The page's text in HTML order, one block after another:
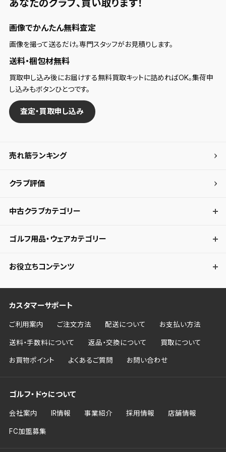
あなたのクラブ、 買い取ります！
画像でかんたん無料査定
画像を撮って送るだけ。専門スタッフがお見積りします。
送料・梱包材無料
買取申し込み後にお届けする無料買取キットに詰めればOK。集荷申
し込みもボタンひとつです。
査定・買取申し込み
売れ筋ランキング
クラブ評価
中古クラブカテゴリー
ゴルフ用品・ウェアカテゴリー
お役立ちコンテンツ
カスタマーサポート
ご利用案内 ご注文方法 配送について お支払い方法
送料・手数料について 返品・交換について 買取について
お買物ポイント よくあるご質問 お問い合わせ
ゴルフ・ドゥについて
会社案内 IR情報 事業紹介 採用情報 店舗情報
FC加盟募集